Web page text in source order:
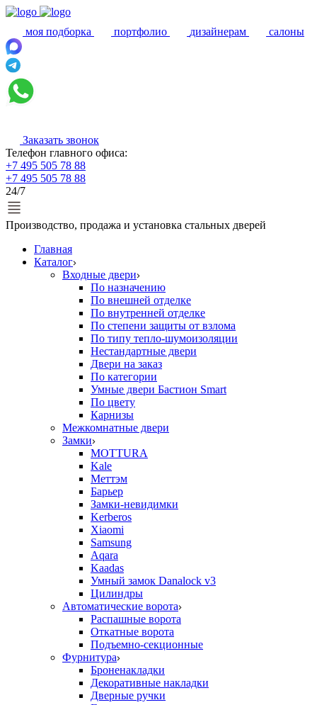
моя подборка портфолио дизайнерам салоны
Заказать звонок
Телефон главного офиса:
+7 495 505 78 88
+7 495 505 78 88
24/7
Производство, продажа и установка стальных дверей
Главная
Каталог
Входные двери
По назначению
По внешней отделке
По внутренней отделке
По степени защиты от взлома
По типу тепло-шумоизоляции
Нестандартные двери
Двери на заказ
По категории
Умные двери Бастион Smart
По цвету
Карнизы
Межкомнатные двери
Замки
MOTTURA
Kale
Меттэм
Барьер
Замки-невидимки
Kerberos
Xiaomi
Samsung
Aqara
Kaadas
Умный замок Danalock v3
Цилиндры
Автоматические ворота
Распашные ворота
Откатные ворота
Подъемно-секционные
Фурнитура
Броненакладки
Декоративные накладки
Дверные ручки